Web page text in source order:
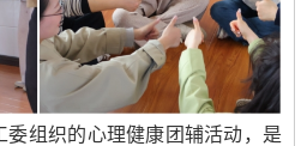
委组织的心理健康团辅活动，是